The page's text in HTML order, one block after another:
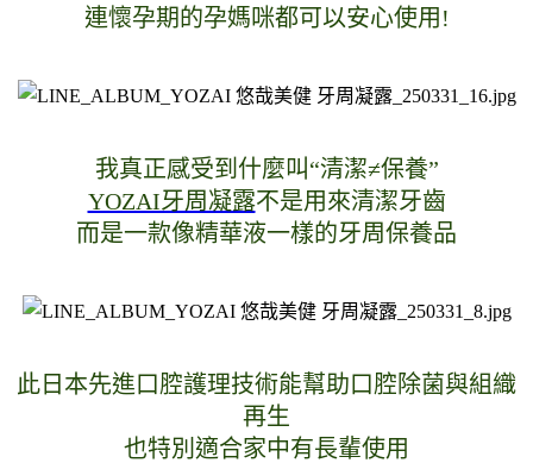
連懷孕期的孕媽咪都可以安心使用!
我真正感受到什麼叫“清潔≠保養”
YOZAI牙周凝露不是用來清潔牙齒
而是一款像精華液一樣的牙周保養品
此日本先進口腔護理技術能幫助口腔除菌與組織
再生
也特別適合家中有長輩使用